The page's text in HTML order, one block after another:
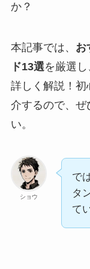
か？
本記事では、 お
ド13選を厳選
詳しく解説！初
介するので、ぜ
い。
ショウ
で
タ
て